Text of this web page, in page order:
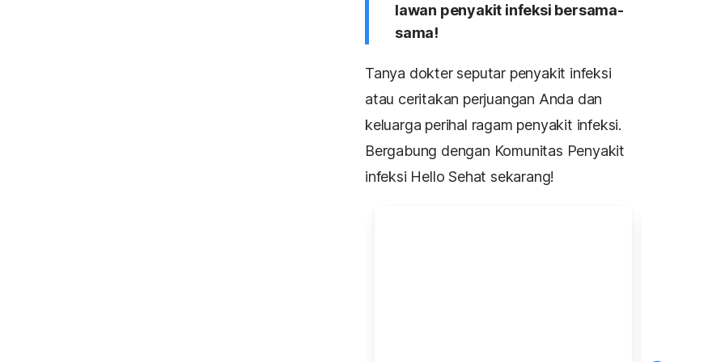
lawan penyakit infeksi bersama-
sama!
Tanya dokter seputar penyakit infeksi
atau ceritakan perjuangan Anda dan
keluarga perihal ragam penyakit infeksi.
Bergabung dengan Komunitas Penyakit
infeksi Hello Sehat sekarang!